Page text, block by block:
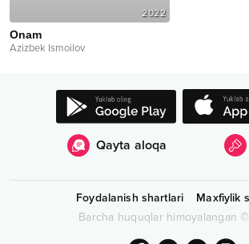
2022
Onam
Azizbek Ismoilov
Qayta aloqa
Foydalanish shartlari
Maxfiylik
Barcha huquqlar himoyalangan ©